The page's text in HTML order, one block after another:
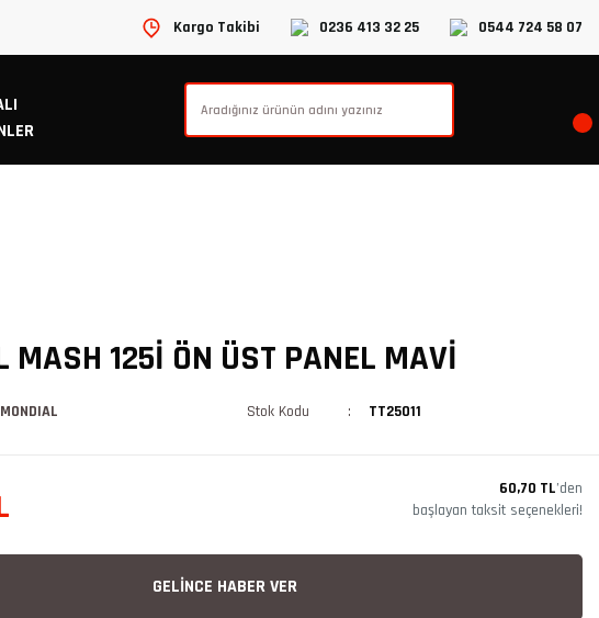
Kargo Takibi 0236 413 32 25 0544 724 58 07
MASH 125İ ÖN ÜST PANEL MAVİ
MONDIAL Stok Kodu TT25011
60,70 TL’den
başlayan taksit seçenekleri!
GELİNCE HABER VER